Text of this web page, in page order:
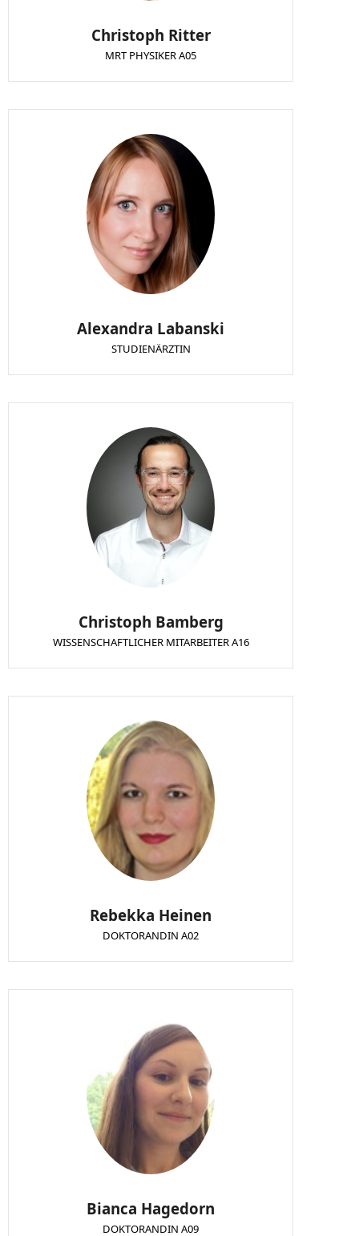
Christoph Ritter
MRT PHYSIKER A05
Alexandra Labanski
STUDIENÄRZTIN
Christoph Bamberg
WISSENSCHAFTLICHER MITARBEITER A16
Rebekka Heinen
DOKTORANDIN A02
Bianca Hagedorn
DOKTORANDIN A09